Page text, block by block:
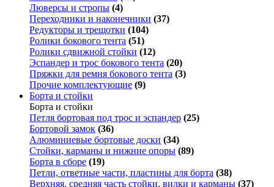
Люверсы и стропы (4)
Переходники и наконечники (37)
Редукторы и трещотки (104)
Ролики бокового тента (51)
Ролики сдвижной стойки (12)
Эспандер и трос бокового тента (20)
Пряжки для ремня бокового тента (3)
Прочие комплектующие (9)
Борта и стойки
Борта и стойки
Петля бортовая под трос и эспандер (25)
Бортовой замок (36)
Алюминиевые бортовые доски (34)
Стойки, карманы и нижние опоры (89)
Борта в сборе (19)
Петли, ответные части, пластины для борта (38)
Верхняя, средняя часть стойки, вилки и карманы (37)